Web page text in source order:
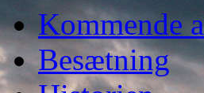
Kommende
Besætning